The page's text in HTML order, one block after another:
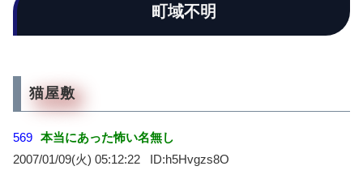
町域不明
猫屋敷
569 本当にあった怖い名無し
2007/01/09(火) 05:12:22
h5Hvgzs8O